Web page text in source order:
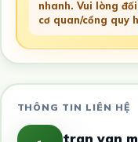
nhanh. Vui lòng
cơ quan/cổng quy
THÔNG TIN LIÊN HỆ